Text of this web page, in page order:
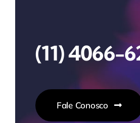
(11) 4066-
Fale Conosco